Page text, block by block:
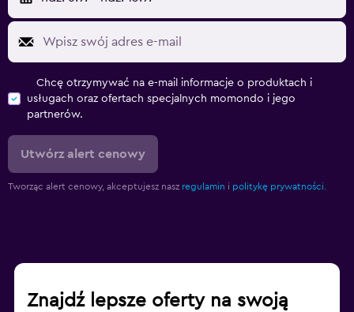
Chcę otrzymywać na e-mail informacje o produktach i
usługach oraz ofertach specjalnych momondo i jego
partnerów.
Utwórz alert cenowy
Tworząc alert cenowy, akceptujesz nasz regulamin i politykę prywatności.
Znajdź lepsze oferty na swoją